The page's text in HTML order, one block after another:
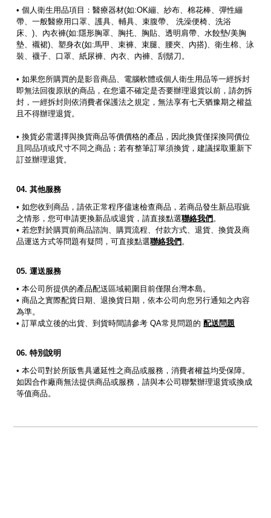
• 個人衛生用品項目：醫療器材(如:OK繃、紗布、棉花棒、彈性繃
帶、一般醫療用口罩、護具、輔具、束腹帶、 洗澡便椅、洗浴
床、)、內衣褲(如:隱形胸罩、胸扥、胸貼、透明肩帶、水餃墊/美胸
墊、襯裙)、塑身衣(如:馬甲、束褲、束腿、腰夾、內搭)、衛生棉、泳
裝、襪子、口罩、紙尿褲、內衣、內褲、刮鬍刀。
• 如果您所購買的是影音商品、電腦軟體或個人衛生用品等一經拆封
即無法回復原狀的商品，在您還不確定是否要辦理退貨以前，請勿拆
封，一經拆封則依消費者保護法之規定，無法享有七天猶豫期之權益
且不得辦理退貨。
• 換貨必需選擇與換貨商品等價價格的產品，因此換貨僅採換同價位
且同品項或尺寸不同之商品；若有整筆訂單須換貨，建議採取重新下
訂並辦理退貨。
其他服務
• 如您收到商品，請依正常程序儘速檢查商品，若商品發生新品瑕疵
之情形，您可申請更換新品或退貨，請直接點選聯絡我們。
• 若您對於購買前商品諮詢、購買流程、付款方式、退貨、換貨及商
品運送方式等問題有疑問，可直接點選聯絡我們。
運送服務
• 本公司所提供的產品配送區域範圍目前僅限台灣本島。
• 商品之實際配貨日期、退換貨日期，依本公司向您另行通知之內容
為準。
• 訂單成立後的出貨、到貨時間請參考 QA常見問題的配送問題
特別說明
• 本公司對於所販售具遞延性之商品或服務，消費者權益均受保障。
如因合作廠商無法提供商品或服務，請與本公司聯繫辦理退貨或換成
等值商品。